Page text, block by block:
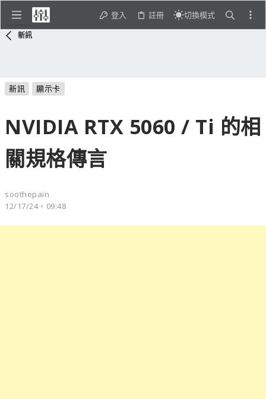
登入 註冊 切換模式
新訊
新訊 顯示卡
NVIDIA RTX 5060 / Ti 的相
關規格傳言
soothepain
12/17/24，09:48